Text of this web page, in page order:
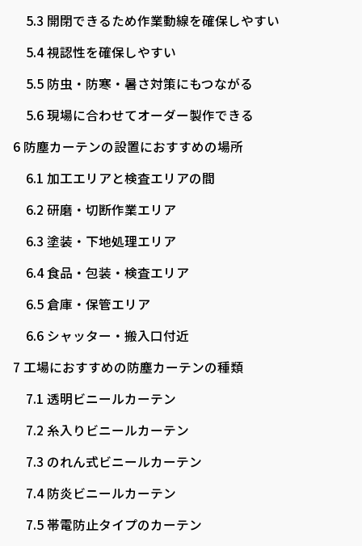
5.3 開閉できるため作業動線を確保しやすい
5.4視認性を確保しやすい
5.5 防虫・防寒・暑さ対策にもつながる
5.6現場に合わせてオーダー製作できる
6 防塵カーテンの設置におすすめの場所
6.1 加工エリアと検査エリアの間
6.2 研磨・切断作業エリア
6.3 塗装・下地処理エリア
6.4食品・包装・検査エリア
6.5 倉庫・保管エリア
6.6 シャッター・搬入口付近
7 工場におすすめの防塵カーテンの種類
7.1 透明ビニールカーテン
7.2 糸入りビニールカーテン
7.3 のれん式ビニールカーテン
7.4防炎ビニールカーテン
7.5帯電防止タイプのカーテン